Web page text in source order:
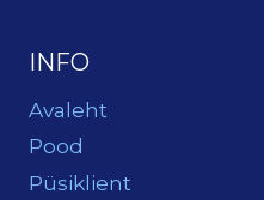
INFO
Avaleht
Pood
Püsiklient